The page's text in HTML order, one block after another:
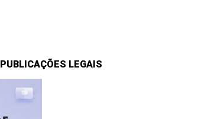
PUBLICAÇÕES LEGAIS